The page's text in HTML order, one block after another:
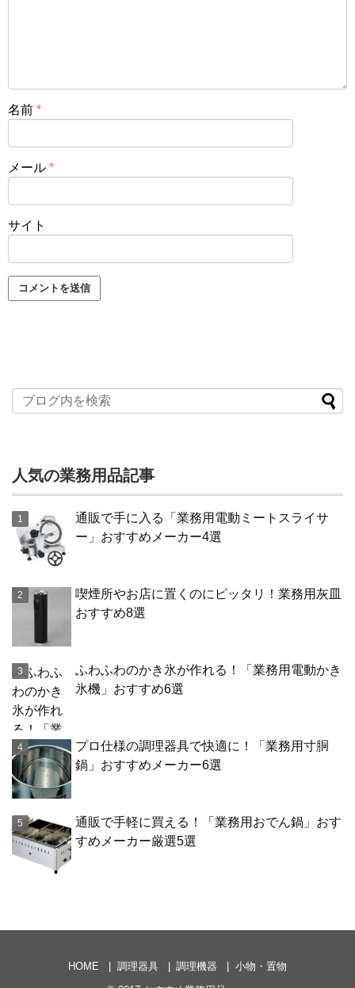
名前 *
メール *
サイト
人気の業務用品記事
通販で手に入る「業務用電動ミートスライサ
ー」おすすめメーカー4選
喫煙所やお店に置くのにピッタリ！業務用灰皿
おすすめ8選
ふわふわのかき氷が作れる！「業務用電動かき
氷機」おすすめ6選
プロ仕様の調理器具で快適に！「業務用寸胴
鍋」おすすめメーカー6選
通販で手軽に買える！「業務用おでん鍋」おす
すめメーカー厳選5選
HOME 調理器具 調理機器
小物・置物